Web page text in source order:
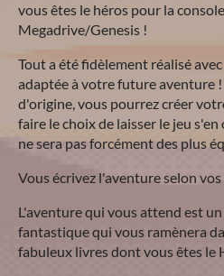
vous êtes le héros pour la
Megadrive/Genesis !
Tout a été fidèlement réalisé
adaptée à votre future aventure !
d'origine, vous pourrez créer
faire le choix de laisser le jeu
ne sera pas forcément des plus
Vous écrivez l'aventure selon vos
L'aventure qui vous attend est
fantastique qui vous ramènera
fabuleux livres dont vous êtes le